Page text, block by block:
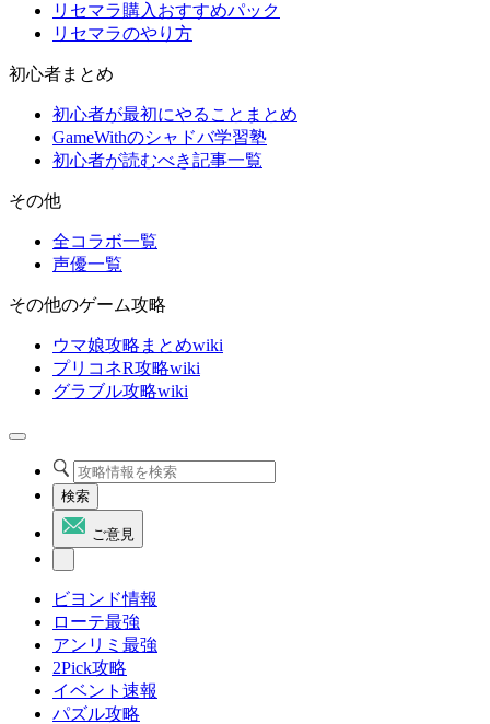
リセマラ購入おすすめパック
リセマラのやり方
初心者まとめ
初心者が最初にやることまとめ
GameWithのシャドバ学習塾
初心者が読むべき記事一覧
その他
全コラボ一覧
声優一覧
その他のゲーム攻略
ウマ娘攻略まとめwiki
プリコネR攻略wiki
グラブル攻略wiki
検索
ご意見
ビヨンド情報
ローテ最強
アンリミ最強
2Pick攻略
イベント速報
パズル攻略